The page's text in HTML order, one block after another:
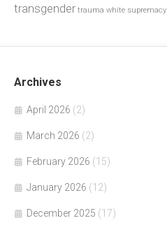
transgender trauma white supremacy
Archives
April 2026 (2)
March 2026 (2)
February 2026 (15)
January 2026 (12)
December 2025 (17)